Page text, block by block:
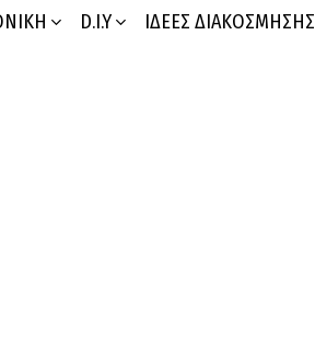
D.I.Y ΙΔΈΕΣ ΔΙΑΚΌΣΜΗΣΗΣ